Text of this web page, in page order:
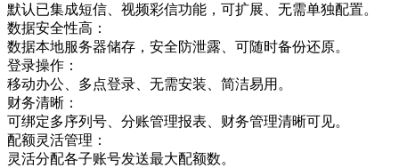
默认已集成短信、视频彩信功能，可扩展、无需单独配置。
数据安全性高：
数据本地服务器储存，安全防泄露、可随时备份还原。
登录操作：
移动办公、多点登录、无需安装、简洁易用。
财务清晰：
可绑定多序列号、分账管理报表、财务管理清晰可见。
配额灵活管理：
灵活分配各子账号发送最大配额数。